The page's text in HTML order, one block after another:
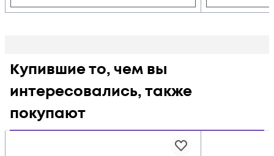
Купившие то, чем вы
интересовались, также
покупают